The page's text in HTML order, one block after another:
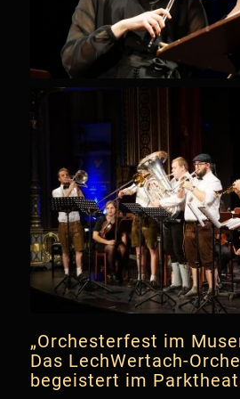
„Orchesterfest im
Das LechWertach-
begeistert im